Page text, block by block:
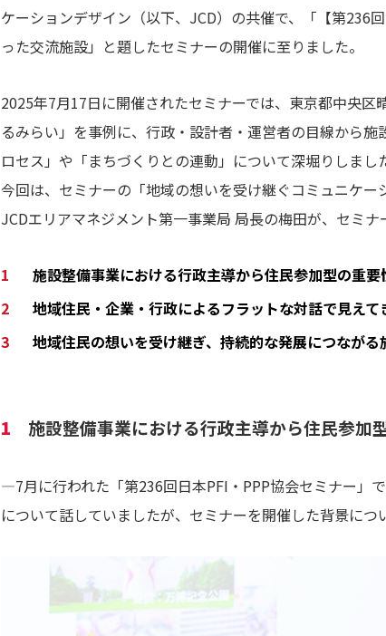
ケーションデザイン（以下、JCD）の共催で、「【第236
った交流施設」と題したセミナーの開催に至りました。
2025年7月17日に開催されたセミナーでは、東京都中央
るみらい」を事例に、行政・設計者・運営者の目線から
ロセス」や「まちづくりとの連動」について深堀りしまし
今回は、セミナーの「地域の想いを受け継ぐコミュニケ
JCDエリアマネジメント第一事業局 局長の梅田が、セミナ
施設整備事業における行政主導から住民参加型の重要
地域住民・企業・行政によるフラットな対話で見えて
地域住民の想いを受け継ぎ、持続的な発展につながる
1 施設整備事業における行政主導から住民参加
―7月に行われた「第236回日本PFI・PPP協会セミナー」
について話していましたが、セミナーを開催した背景につ